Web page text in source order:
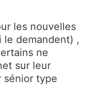
les nouvelles
le demandent) ,
ne
sur leur
sénior type